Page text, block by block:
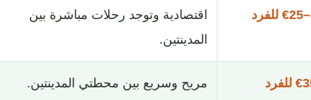
اقتصادية وتوجد رحلات مباشرة بين
المدينتين.
مريح وسريع بين محطتي المدينتين.